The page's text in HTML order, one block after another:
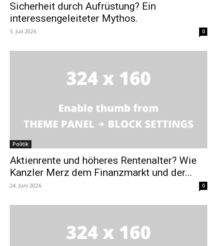
Sicherheit durch Aufrüstung? Ein
interessengeleiteter Mythos.
5. Juli 2026 0
Politik
Aktienrente und höheres Rentenalter? Wie
Kanzler Merz dem Finanzmarkt und der...
24. Juni 2026 0